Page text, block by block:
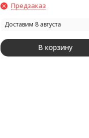
Предзаказ
Доставим 8 августа
В корзину